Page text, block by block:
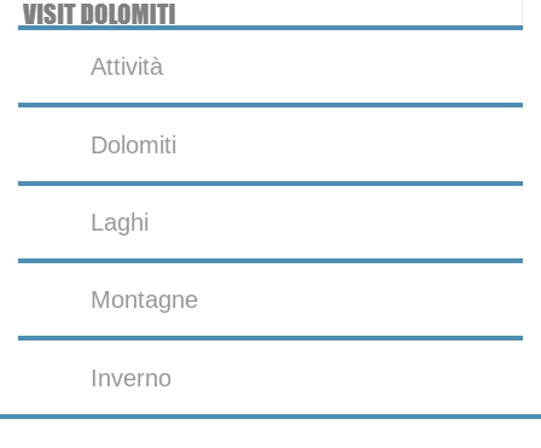
Attività
Dolomiti
Laghi
Montagne
Inverno